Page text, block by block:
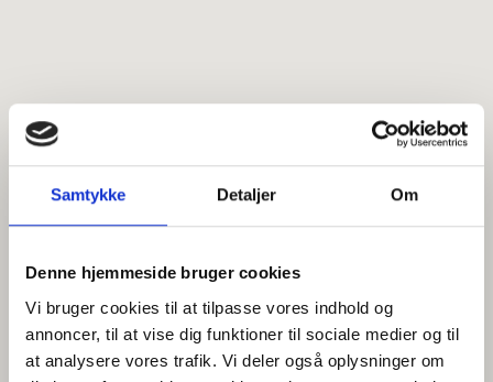
Samtykke Detaljer Om
Denne hjemmeside bruger cookies
Vi bruger cookies til at tilpasse vores indhold og
annoncer, til at vise dig funktioner til sociale medier og til
at analysere vores trafik. Vi deler også oplysninger om